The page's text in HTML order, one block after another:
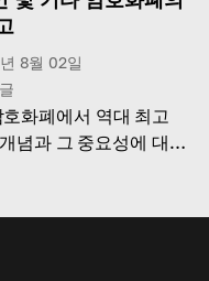
8월 02일
화폐에서 역대 최고
념과 그 중요성에 대해